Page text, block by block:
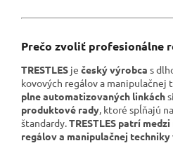
Prečo zvoliť profesionálne
TRESTLES je český výrobca s
kovových regálov a manipulačnej
plne automatizovaných linkách
produktové rady , ktoré spĺňajú
štandardy. TRESTLES patrí
regálov a manipulačnej techniky